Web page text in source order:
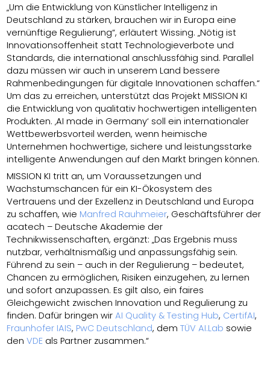
„Um die Entwicklung von Künstlicher Intelligenz in
Deutschland zu stärken, brauchen wir in Europa eine
vernünftige Regulierung“, erläutert Wissing. „Nötig ist
Innovationsoffenheit statt Technologieverbote und
Standards, die international anschlussfähig sind. Parallel
dazu müssen wir auch in unserem Land bessere
Rahmenbedingungen für digitale Innovationen schaffen.“
Um das zu erreichen, unterstützt das Projekt MISSION KI
die Entwicklung von qualitativ hochwertigen intelligenten
Produkten. ‚AI made in Germany‘ soll ein internationaler
Wettbewerbsvorteil werden, wenn heimische
Unternehmen hochwertige, sichere und leistungsstarke
intelligente Anwendungen auf den Markt bringen können.
MISSION KI tritt an, um Voraussetzungen und
Wachstumschancen für ein KI-Ökosystem des
Vertrauens und der Exzellenz in Deutschland und Europa
zu schaffen, wie Manfred Rauhmeier, Geschäftsführer der
acatech – Deutsche Akademie der
Technikwissenschaften, ergänzt: „Das Ergebnis muss
nutzbar, verhältnismäßig und anpassungsfähig sein.
Führend zu sein – auch in der Regulierung – bedeutet,
Chancen zu ermöglichen, Risiken einzugehen, zu lernen
und sofort anzupassen. Es gilt also, ein faires
Gleichgewicht zwischen Innovation und Regulierung zu
finden. Dafür bringen wirAI Quality & Testing Hub, CertifAI,
Fraunhofer IAIS, PwC Deutschland, demTÜV AI.Lab sowie
denVDE als Partner zusammen.“